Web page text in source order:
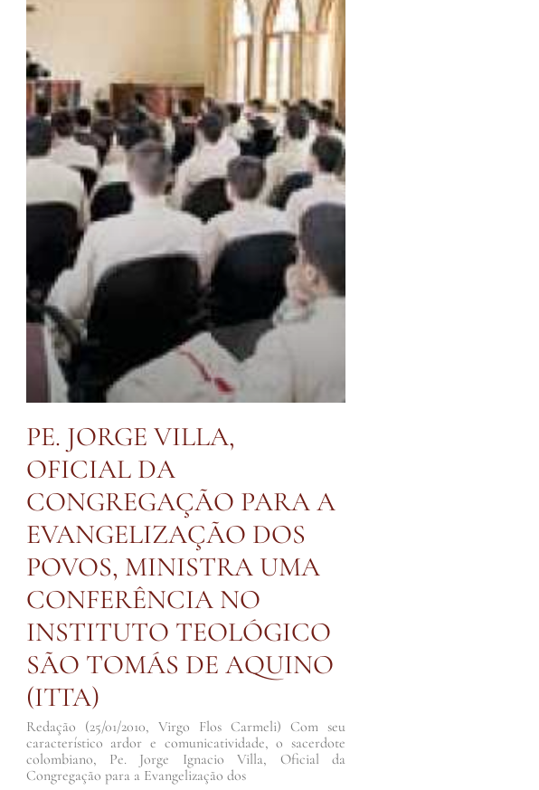
PE. JORGE VILLA,
OFICIAL DA
CONGREGAÇÃO PARA A
EVANGELIZAÇÃO DOS
POVOS, MINISTRA UMA
CONFERÊNCIA NO
INSTITUTO TEOLÓGICO
SÃO TOMÁS DE AQUINO
(ITTA)
Redação (25/01/2010, Virgo Flos Carmeli) Com seu
característico ardor e comunicatividade, o sacerdote
colombiano, Pe. Jorge Ignacio Villa, Oficial da
Congregação para a Evangelização dos